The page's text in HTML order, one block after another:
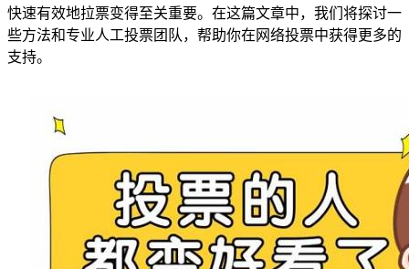
快速有效地拉票变得至关重要。在这篇文章中，我们将探讨一
些方法和专业人工投票团队，帮助你在网络投票中获得更多的
支持。